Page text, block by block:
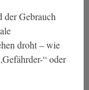
der Gebrauch
droht – wie
“ oder